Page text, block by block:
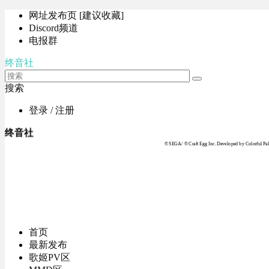
网址发布页 [建议收藏]
Discord频道
电报群
终音社
搜索
登录 / 注册
终音社
© SEGA / © Craft Egg Inc. Developed by Colorful
首页
最新发布
歌姬PV区